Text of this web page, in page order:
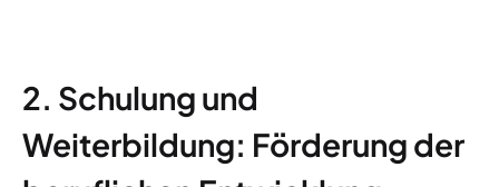
2. Schulung und
Weiterbildung: Förderung der